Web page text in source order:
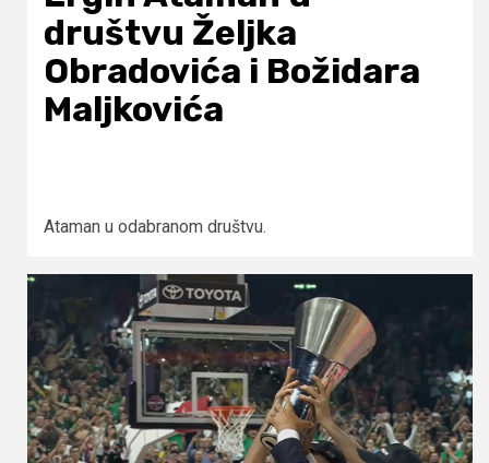
društvu Željka
Obradovića i Božidara
Maljkovića
Ataman u odabranom društvu.